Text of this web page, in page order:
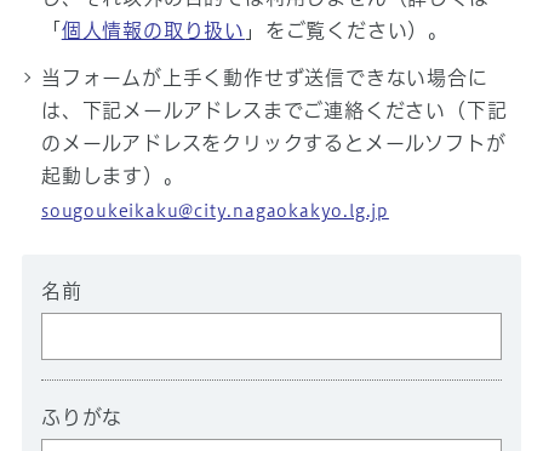
「 個人情報の取り扱い 」をご覧ください）。
当フォームが上手く動作せず送信できない場合に
は、下記メールアドレスまでご連絡ください（下記
のメールアドレスをクリックするとメールソフトが
起動します）。
sougoukeikaku@city.nagaokakyo.lg.jp
名前
ふりがな